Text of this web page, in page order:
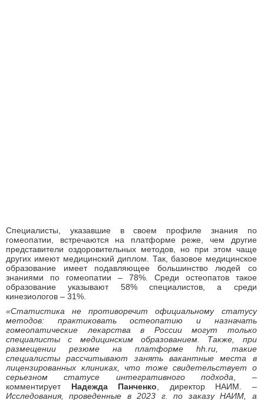
Специалисты, указавшие в своем профиле знания по
гомеопатии, встречаются на платформе реже, чем другие
представители оздоровительных методов, но при этом чаще
других имеют медицинский диплом. Так, базовое медицинское
образование имеет подавляющее большинство людей со
знаниями по гомеопатии – 78%. Среди остеопатов такое
образование указывают 58% специалистов, а среди
кинезиологов – 31%.
«Статистика не противоречит официальному статусу
методов: практиковать остеопатию и назначать
гомеопатические лекарства в России могут только
специалисты с медицинским образованием. Также, при
размещении резюме на платформе hh.ru, такие
специалисты рассчитывают занять вакантные места в
лицензированных клиниках, что тоже свидетельствует о
серьезном статусе интегративного подхода , –
комментирует Надежда Панченко , директор НАИМ. –
Исследования, проведенные в 2023 г. по заказу НАИМ, а